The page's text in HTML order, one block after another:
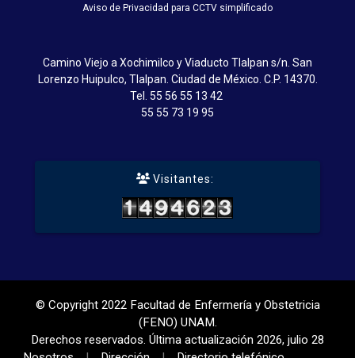
Aviso de Privacidad para CCTV simplificado
Camino Viejo a Xochimilco y Viaducto Tlalpan s/n. San
Lorenzo Huipulco, Tlalpan. Ciudad de México. C.P. 14370.
Tel. 55 56 55 13 42
55 55 73 19 95
Visitantes:
© Copyright 2022 Facultad de Enfermería y Obstetricia
(FENO) UNAM.
Derechos reservados. Última actualización 2026, julio 28